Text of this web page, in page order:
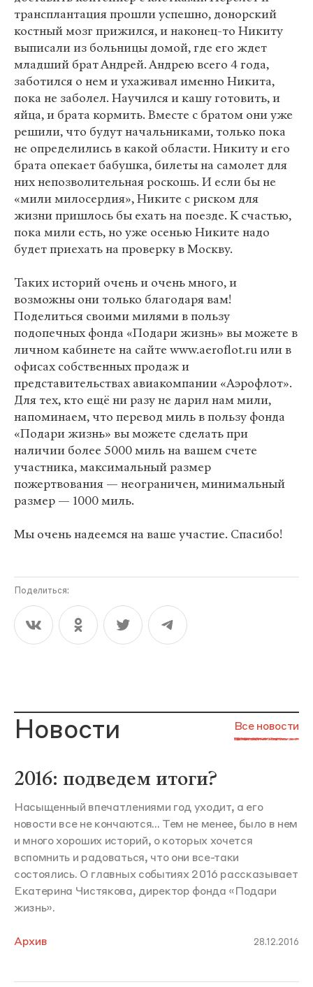
трансплантация прошли успешно, донорский
костный мозг прижился, и наконец-то Никиту
выписали из больницы домой, где его ждет
младший брат Андрей. Андрею всего 4 года,
заботился о нем и ухаживал именно Никита,
пока не заболел. Научился и кашу готовить, и
яйца, и брата кормить. Вместе с братом они уже
решили, что будут начальниками, только пока
не определились в какой области. Никиту и его
брата опекает бабушка, билеты на самолет для
них непозволительная роскошь. И если бы не
«мили милосердия», Никите с риском для
жизни пришлось бы ехать на поезде. К счастью,
пока мили есть, но уже осенью Никите надо
будет приехать на проверку в Москву.
Таких историй очень и очень много, и
возможны они только благодаря вам!
Поделиться своими милями в пользу
подопечных фонда «Подари жизнь» вы можете в
личном кабинете на сайте www.aeroflot.ru или в
офисах собственных продаж и
представительствах авиакомпании «Аэрофлот».
Для тех, кто ещё ни разу не дарил нам мили,
напоминаем, что перевод миль в пользу фонда
«Подари жизнь» вы можете сделать при
наличии более 5000 миль на вашем счете
участника, максимальный размер
пожертвования — неограничен, минимальный
размер — 1000 миль.
Мы очень надеемся на ваше участие. Спасибо!
Поделиться:
Новости Все новости
2016: подведем итоги?
Насыщенный впечатлениями год уходит, а его
новости все не кончаются... Тем не менее, было в нем
и много хороших историй, о которых хочется
вспомнить и радоваться, что они все-таки
состоялись. О главных событиях 2016 рассказывает
Екатерина Чистякова, директор фонда «Подари
жизнь».
Архив 28.12.2016